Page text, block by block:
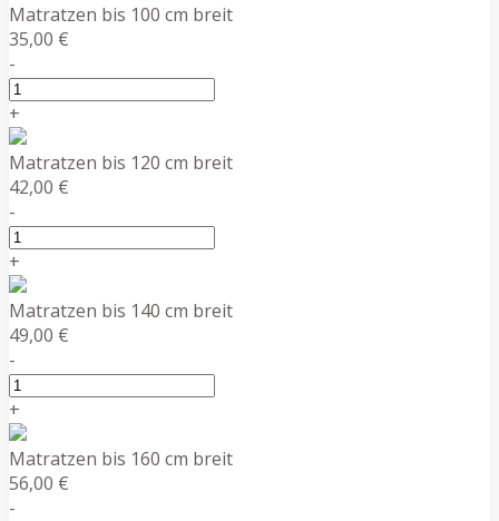
Matratzen bis 100 cm breit
35,00 €
-
+
Matratzen bis 120 cm breit
42,00 €
-
+
Matratzen bis 140 cm breit
49,00 €
-
+
Matratzen bis 160 cm breit
56,00 €
-